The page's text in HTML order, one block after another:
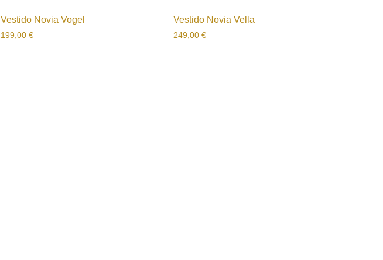
Vestido Novia Vogel
199,00€
Vestido Novia Vella
249,00€